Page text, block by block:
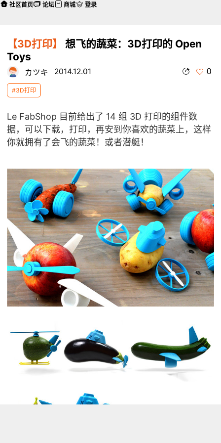
【3D打印】
想飞的蔬菜：3D打印的 Open
Toys
カツキ 2014.12.01 0
#3D打印
Le FabShop 目前给出了 14 组 3D 打印的组件数
据，可以下载，打印，再安到你喜欢的蔬菜上，这样
你就拥有了会飞的蔬菜！或者潜艇！
社区首页 论坛 商城 登录